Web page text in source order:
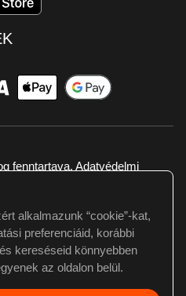
fenntartava. Adatvédelmi
vagy kérdésed van itt jelezd:
webmester@tilos.hu
alkalmazunk “cookie”-kat,
preferenciáid, korábbi
kereséseid könnyebben
az oldalon belül.